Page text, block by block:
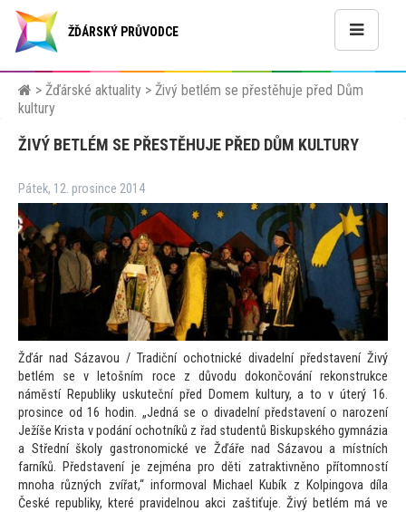
ŽĎÁRSKÝ PRŮVODCE
> Žďárské aktuality > Živý betlém se přestěhuje před Dům
kultury
ŽIVÝ BETLÉM SE PŘESTĚHUJE PŘED DŮM KULTURY
Pátek, 12. prosince 2014
Žďár nad Sázavou / Tradiční ochotnické divadelní představení Živý
betlém se v letošním roce z důvodu dokončování rekonstrukce
náměstí Republiky uskuteční před Domem kultury, ato v úterý 16.
prosince od 16 hodin. „Jedná se o divadelní představení o narození
Ježíše Krista v podání ochotníků z řad studentů Biskupského gymnázia
a Střední školy gastronomické ve Žďáře nad Sázavou a místních
farníků. Představení je zejména pro děti zatraktivněno přítomností
mnoha různých zvířat,“ informoval Michael Kubík z Kolpingova díla
České republiky, které pravidelnou akci zaštiťuje. Živý betlém má ve